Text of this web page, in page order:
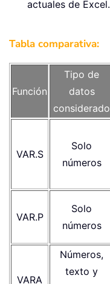
actuales de Excel.
Tabla comparativa:
Función
Tipo de
datos
considerado
VAR.S
Solo
números
VAR.P
Solo
números
VARA
Números,
texto y